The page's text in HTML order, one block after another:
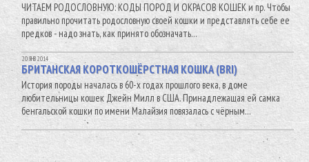
ЧИТАЕМ РОДОСЛОВНУЮ: КОДЫ ПОРОД И ОКРАСОВ КОШЕК и пр. Чтобы
правильно прочитать родословную своей кошки и представлять себе ее
предков - надо знать, как принято обозначать…
20 ЯНВ 2014
БРИТАНСКАЯ КОРОТКОШЁРСТНАЯ КОШКА (BRI)
История породы началась в 60-х годах прошлого века, в доме
любительницы кошек Джейн Милл в США. Принадлежащая ей самка
бенгальской кошки по имени Малайзия повязалась с чёрным…